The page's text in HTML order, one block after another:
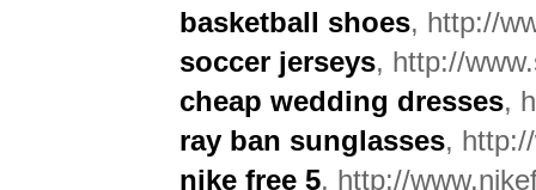
basketball shoes, http://
soccer jerseys, http://
cheap wedding dresses,
ray ban sunglasses,
nike free 5, http://